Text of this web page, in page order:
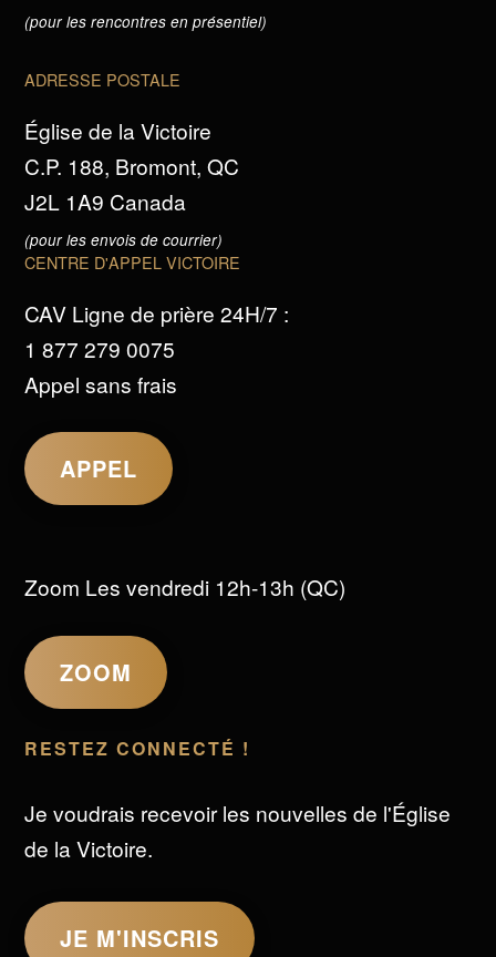
(pour les rencontres en présentiel)
ADRESSE POSTALE
Église de la Victoire
C.P. 188, Bromont, QC
J2L 1A9 Canada
(pour les envois de courrier)
CENTRE D'APPEL VICTOIRE
CAV Ligne de prière 24H/7 :
1 877 279 0075
Appel sans frais
APPEL
Zoom Les vendredi 12h-13h (QC)
ZOOM
RESTEZ CONNECTÉ !
Je voudrais recevoir les nouvelles de l'Église
de la Victoire.
JE M'INSCRIS